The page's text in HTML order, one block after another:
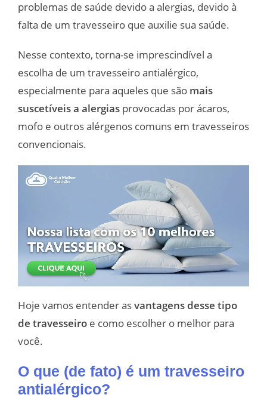
problemas de saúde devido a alergias, devido à
falta de um travesseiro que auxilie sua saúde.
Nesse contexto, torna-se imprescindível a
escolha de um travesseiro antialérgico,
especialmente para aqueles que são mais
suscetíveis a alergias provocadas por ácaros,
mofo e outros alérgenos comuns em travesseiros
convencionais.
Hoje vamos entender asvantagens desse tipo
de travesseiro e como escolher o melhor para
você.
O que (de fato) é um travesseiro
antialérgico?